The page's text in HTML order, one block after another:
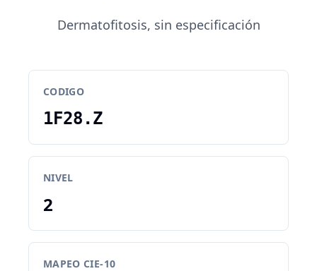
Dermatofitosis, sin especificación
CODIGO
1F28.Z
NIVEL
2
MAPEO CIE-10